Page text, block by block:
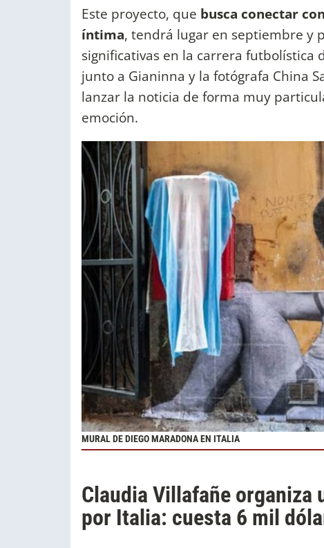
Este proyecto, que busca conectar
íntima, tendrá lugar en septiembre y
significativas en la carrera futbolística
junto a Gianinna y la fotógrafa China
lanzar la noticia de forma muy
emoción.
MURAL DE DIEGO MARADONA EN ITALIA
Claudia Villafañe organiza
por Italia: cuesta 6 mil